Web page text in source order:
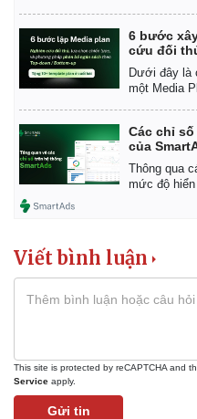
6 bước
cứu đối
Dưới đây là
một Media
Các chỉ
của
Thông qua
mức độ
Viết bình luận
This site is protected by reCAPTCHA and
Service apply.
Gửi tin